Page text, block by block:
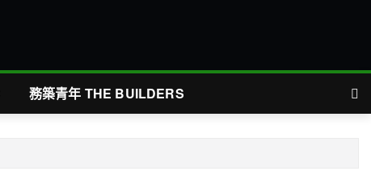
務築青年 THE BUILDERS